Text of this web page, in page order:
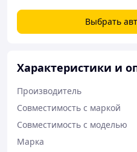
Выбрать
Характеристики и
Производитель
Совместимость с маркой
Совместимость с моделью
Марка